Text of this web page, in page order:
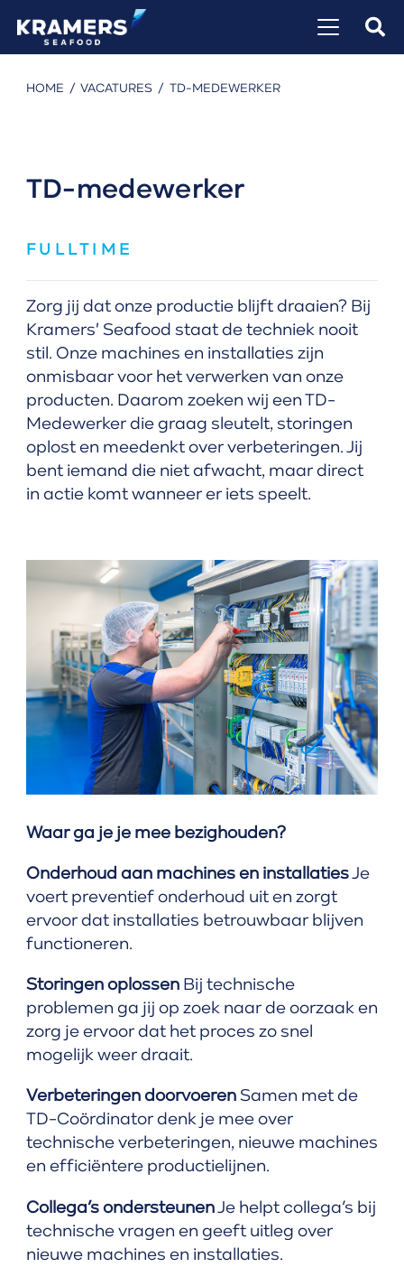
HOME / VACATURES / TD-MEDEWERKER
TD-medewerker
FULLTIME
Zorg jij dat onze productie blijft draaien? Bij
Kramers' Seafood staat de techniek nooit
stil. Onze machines en installaties zijn
onmisbaar voor het verwerken van onze
producten. Daarom zoeken wij een TD-
Medewerker die graag sleutelt, storingen
oplost en meedenkt over verbeteringen. Jij
bent iemand die niet afwacht, maar direct
in actie komt wanneer er iets speelt.
Waar ga je je mee bezighouden?
Onderhoud aan machines en installatiesJe
voert preventief onderhoud uit en zorgt
ervoor dat installaties betrouwbaar blijven
functioneren.
Storingen oplossenBij technische
problemen ga jij op zoek naar de oorzaak en
zorg je ervoor dat het proces zo snel
mogelijk weer draait.
Verbeteringen doorvoerenSamen met de
TD-Coördinator denk je mee over
technische verbeteringen, nieuwe machines
en efficiëntere productielijnen.
Collega’s ondersteunenJe helpt collega’s bij
technische vragen en geeft uitleg over
nieuwe machines en installaties.